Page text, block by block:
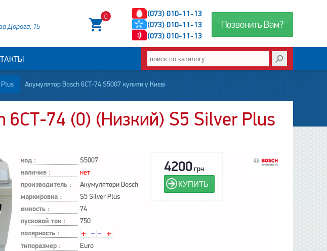
Позвонить Вам?
(073) 010-11-13
(073) 010-11-13
(073) 010-11-13
0
Дорога, 15
Plus Акумулятор Bosch 6СТ-74 S5007 купити у Києві
6СТ-74 (0) (Низкий) S5 Silver Plus
код : S5007
наличие : нет
производитель : Акумулятори Bosch
маркировка : S5 Silver Plus
емкость : 74
пусковой ток : 750
полярность :
типоразмер :
Euro
4200грн
КУПИТЬ